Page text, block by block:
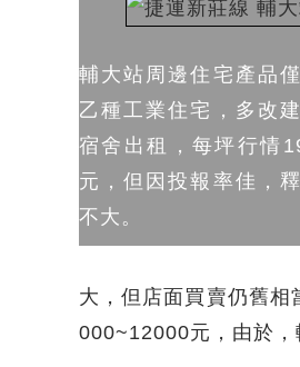
輔大站周邊住宅產品
乙種工業住宅，多改
宿舍出租，每坪行情
元，但因投報率佳，
不大。
大，但店面買賣仍舊
000~12000元，由於